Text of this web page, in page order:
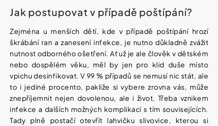
Vánoce
Dárkové
poukazy
Značky
Měna
(CZK)
Jak postupovat v případě poštípání?
Zejména u menších dětí, kde v případě poštípání hrozí
škrábání ran a zanesení infekce, je nutno důkladně zvážit
nutnost odborného ošetření. Ať už je ale člověk v dětském
nebo dospělém věku, měl by jen pro klid duše místo
vpichu desinfikovat. V 99 % případů se nemusí nic stát, ale
to i jediné procento, pakliže si vybere zrovna vás, může
znepříjemnit nejen dovolenou, ale i život. Třeba vznikem
infekce a dalších možných komplikací s tím souvisejících.
Tady plně postačí otevřít lahvičku slivovice, kterou si
20
SÁČKŮ
79
Kč
Původně:
109
Kč